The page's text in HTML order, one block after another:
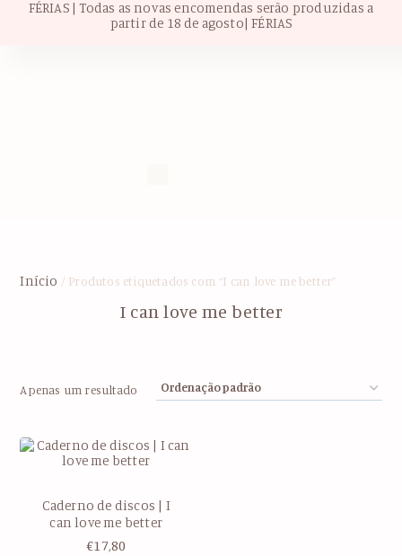
FÉRIAS | Todas as novas encomendas serão produzidas a
partir de 18 de agosto| FÉRIAS
Início / Produtos etiquetados com “I can love me better”
I can love me better
Apenas um resultado
Caderno de discos | I
can love me better
€17,80